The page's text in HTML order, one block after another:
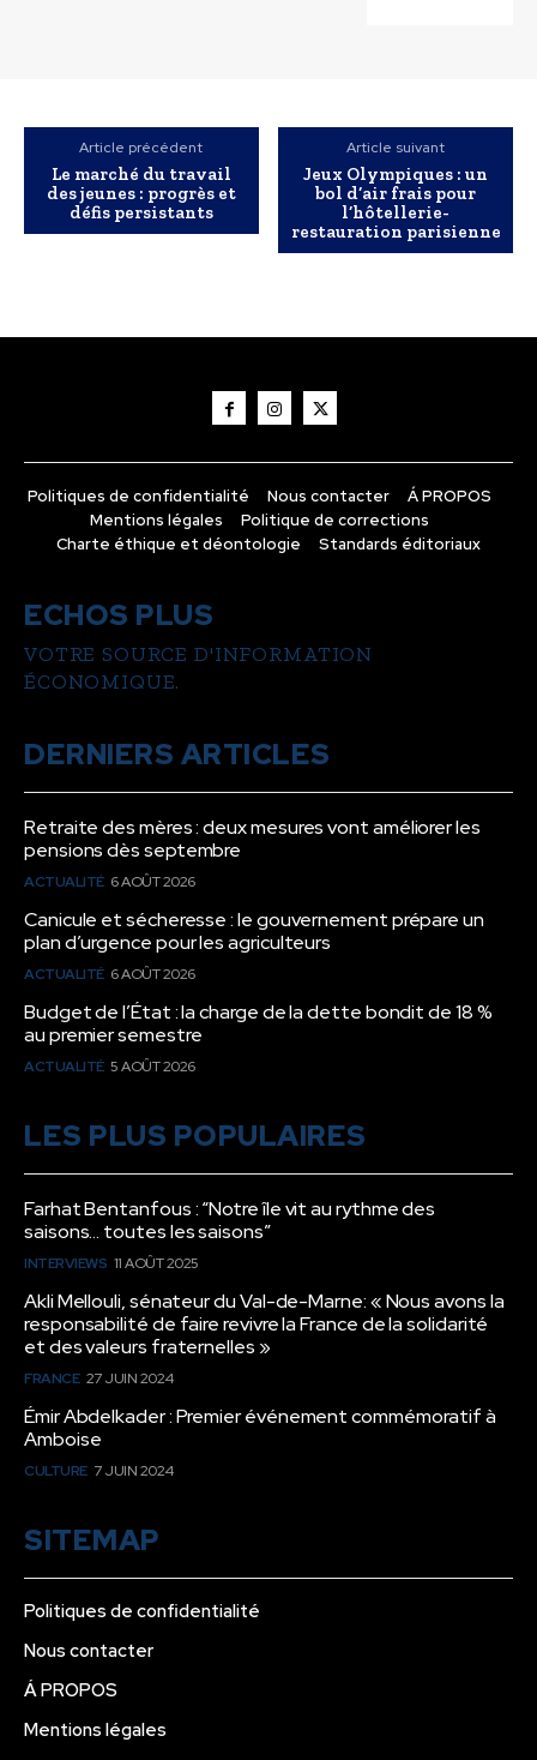
Article précédent
Le marché du travail
des jeunes : progrès et
défis persistants
Article suivant
Jeux Olympiques : un
bol d’air frais pour
l’hôtellerie-
restauration parisienne
Politiques de confidentialité Nous contacter
Á PROPOS
Mentions légales
Politique de corrections
Charte éthique et déontologie
Standards éditoriaux
ECHOS PLUS
VOTRE SOURCE D'INFORMATION
ÉCONOMIQUE.
DERNIERS ARTICLES
Retraite des mères : deux mesures vont améliorer les
pensions dès septembre
ACTUALITÉ 6 AOÛT 2026
Canicule et sécheresse : le gouvernement prépare un
plan d’urgence pour les agriculteurs
ACTUALITÉ 6 AOÛT 2026
Budget de l’État : la charge de la dette bondit de 18 %
au premier semestre
ACTUALITÉ 5 AOÛT 2026
LES PLUS POPULAIRES
Farhat Bentanfous : “Notre île vit au rythme des
saisons… toutes les saisons”
INTERVIEWS 11 AOÛT 2025
Akli Mellouli, sénateur du Val-de-Marne: « Nous avons la
responsabilité de faire revivre la France de la solidarité
et des valeurs fraternelles »
FRANCE 27 JUIN 2024
Émir Abdelkader : Premier événement commémoratif à
Amboise
CULTURE 7 JUIN 2024
SITEMAP
Politiques de confidentialité
Nous contacter
Á PROPOS
Mentions légales